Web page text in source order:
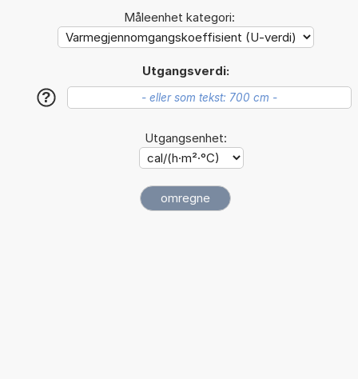
Måleenhet kategori:
Utgangsverdi:
?
Utgangsenhet: